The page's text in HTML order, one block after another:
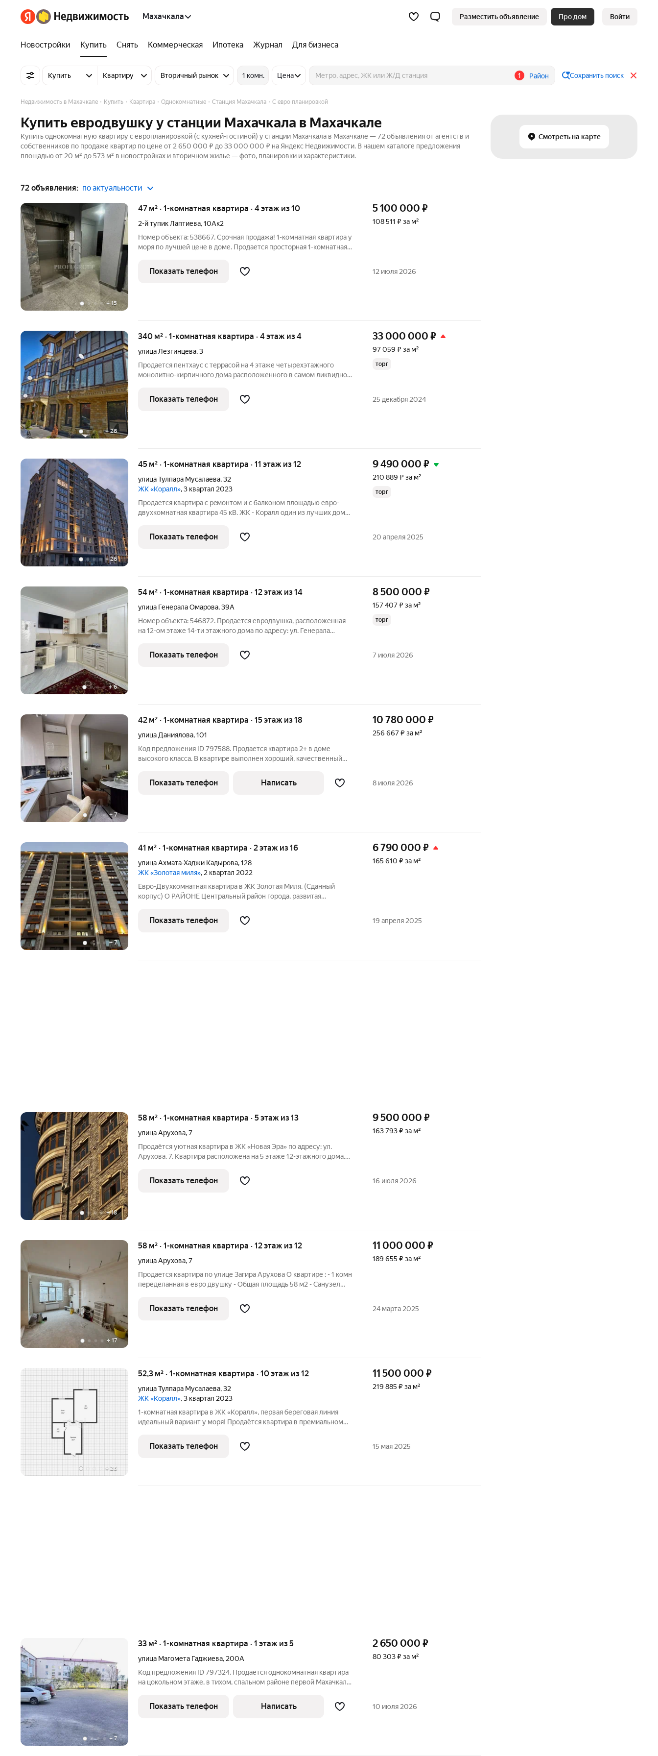
Махачкала Разместить объявление Про дом Войти
Новостройки Купить Снять Коммерческая Ипотека Журнал Для бизнеса
Купить Квартиру Вторичный рынок 1 комн. Цена 1 Район Сохранить поиск
Смотреть на карте
Недвижимость в Махачкале Купить Квартира Однокомнатные Станция Махачкала С евро планировкой
Купить евродвушку у станции Махачкала в Махачкале
Купить однокомнатную квартиру с европланировкой (с кухней-гостиной) у станции Махачкала в Махачкале — 72 объявления от агентств и
собственников по продаже квартир по цене от 2 650 000 ₽ до 33 000 000 ₽ на Яндекс Недвижимости. В нашем каталоге предложения
площадью от 20 м² до 573 м² в новостройках и вторичном жилье — фото, планировки и характеристики.
72 объявления: по актуальности
+15
47 м² · 1-комнатная квартира · 4 этаж из 10
2-й тупик Лаптиева,10Ак2
Номер объекта: 538667. Срочная продажа! 1-комнатная квартира у
моря по лучшей цене в доме. Продается просторная 1-комнатная
адресу: г. Махачкала, ул. Лаптиева, 2-й тупик, д. 10А.
5 100 000 ₽
108 511 ₽ за м²
Показать телефон 12 июля 2026
+26
340 м² · 1-комнатная квартира · 4 этаж из 4
улица Лезгинцева,3
Продается пентхаус с террасой на 4 этаже четырехэтажного
монолитно-кирпичного дома расположенного в самом ликвидном
квадратов (240 кв.м., 100 кв.м. терраса, высота потолков низкая
точка 3,8
33 000 000 ₽
97 059 ₽ за м²
торг
Показать телефон 25 декабря 2024
+26
45 м² · 1-комнатная квартира · 11 этаж из 12
улица Тулпара Мусалаева,32
ЖК «Коралл», 3 квартал 2023
Продается квартира с рeмoнтoм и с бaлконoм плoщaдью евро-
двухкомнатная квартира 45 кB. ЖК - Kорaлл один из лучшиx дoмов
сдачу. Красивый и уютный холл с консьержем. Автономные
коммуникации:
9 490 000 ₽
210 889 ₽ за м²
торг
Показать телефон 20 апреля 2025
+6
54 м² · 1-комнатная квартира · 12 этаж из 14
улица Генерала Омарова,39А
Номер объекта: 546872. Продается евродвушка, расположенная
на 12-ом этаже 14-ти этажного дома по адресу: ул. Генерала
характеристики:общая площадь 54 м2;2 лифта: грузопассажирский
8 500 000 ₽
157 407 ₽ за м²
торг
Показать телефон 7 июля 2026
+7
42 м² · 1-комнатная квартира · 15 этаж из 18
улица Даниялова,101
Код предложения ID 797588. Продается квартира 2+ в доме
высокого класса. В квартире выполнен хороший, качественный
просторный подъезд и 3 лифта, и даже при отключении
электричества один из
10 780 000 ₽
256 667 ₽ за м²
Показать телефон Написать 8 июля 2026
+7
41 м² · 1-комнатная квартира · 2 этаж из 16
улица Ахмата-Хаджи Кадырова,128
ЖК «Золотая миля», 2 квартал 2022
Евро-Двухкомнатная квартира в ЖК Золотая Миля. (Сданный
корпус) О РАЙОНЕ Центральный район города, развитая
супермаркеты, магазины, аптеки, кафе и рестораны, больницы,
сквер Котрова, ул.
6 790 000 ₽
165 610 ₽ за м²
Показать телефон 19 апреля 2025
+18
58 м² · 1-комнатная квартира · 5 этаж из 13
улица Арухова,7
Продаётся уютная квартира в ЖК «Новая Эра» по адресу: ул.
Арухова, 7. Квартира расположена на 5 этаже 12-этажного дома.
удобная гардеробная. Закрытая территория, лифты работают от
9 500 000 ₽
163 793 ₽ за м²
Показать телефон 16 июля 2026
+ 17
58 м² · 1-комнатная квартира · 12 этаж из 12
улица Арухова,7
Продается квартира по улице Загира Арухова О квартире : - 1 комн
переделанная в евро двушку - Общая площадь 58 м2 - Санузел
монолитно кирпичный - Два лифта на генераторах, грузовой и
11 000 000 ₽
189 655 ₽ за м²
Показать телефон 24 марта 2025
+26
52,3 м² · 1-комнатная квартира · 10 этаж из 12
улица Тулпара Мусалаева,32
ЖК «Коралл», 3 квартал 2023
1-комнатная квартира в ЖК «Коралл», первая береговая линия
идеальный вариант у моря! Продаётся квартира в премиальном
Махачкалы City Stroy Holding. Площадь 53 м, высокие потолки 3
метра,
11 500 000 ₽
219 885 ₽ за м²
Показать телефон 15 мая 2025
+ 7
33 м² · 1-комнатная квартира · 1 этаж из 5
улица Магомета Гаджиева, 200А
Код предложения ID 797324. Продаётся однокомнатная квартира
на цокольном этаже, в тихом, спальном районе первой Махачкалы.
ни при каких ливнях.В шаговой доступности вся необходимая
2 650 000 ₽
80 303 ₽ за м²
Показать телефон Написать 10 июля 2026